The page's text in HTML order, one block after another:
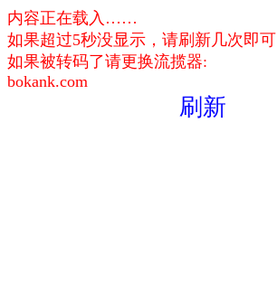
内容正在载入……
如果超过5秒没显示，请刷新几次即可
如果被转码了请更换流揽器:
bokank.com
刷新